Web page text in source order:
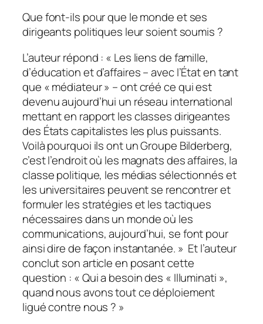
Que font-ils pour que le monde et ses
dirigeants politiques leur soient soumis ?
L’auteur répond : « Les liens de famille,
d’éducation et d’affaires – avec l’État en tant
que « médiateur » – ont créé ce qui est
devenu aujourd’hui un réseau international
mettant en rapport les classes dirigeantes
des États capitalistes les plus puissants.
Voilà pourquoi ils ont un Groupe Bilderberg,
c’est l’endroit où les magnats des affaires, la
classe politique, les médias sélectionnés et
les universitaires peuvent se rencontrer et
formuler les stratégies et les tactiques
nécessaires dans un monde où les
communications, aujourd’hui, se font pour
ainsi dire de façon instantanée. » Et l’auteur
conclut son article en posant cette
question : « Qui a besoin des « Illuminati »,
quand nous avons tout ce déploiement
ligué contre nous ? »